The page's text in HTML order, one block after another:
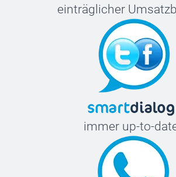
einträglicher
immer up-to-